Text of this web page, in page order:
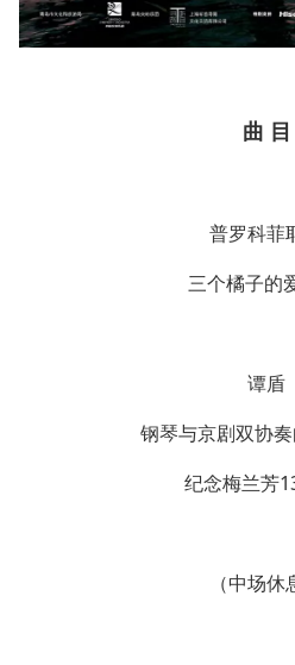
曲 目
普罗科菲
三个橘子的
谭盾
钢琴与京剧双协
纪念梅兰芳
（中场休